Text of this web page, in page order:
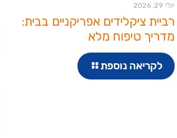
יולי 29, 2026
רביית ציקלידים אפריקניים בבית:
מדריך טיפוח מלא
לקריאה נוספת